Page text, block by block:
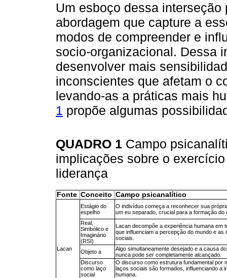
Um esboço dessa
abordagem que capture a
modos de compreender e
socio-organizacional. Dessa
desenvolver mais
inconscientes que afetam o
levando-as a práticas mais
1 propõe algumas
QUADRO 1 Campo
implicações sobre o
liderança
Fonte Conceito Campo psicanalítico
Lacan
Estágio do
espelho
O indivíduo começa a reconhecer sua
um eu separado, crucial para a formação do
Real,
Simbólico e
Imaginário
(RSI)
Lacan decompõe a experiência humana em
que influenciam a percepção do mundo e as
sociais.
Objeto a
Algo simultaneamente desejado e a causa
nunca pode ser completamente alcançado.
Discurso
como laço
social
O discurso como estrutura fundamental por
laços sociais são formados, influenciando a
humana.